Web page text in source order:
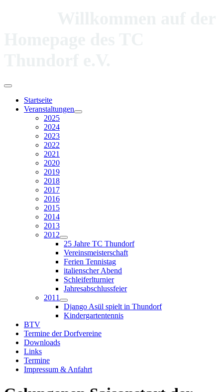
Startseite
Veranstaltungen
2025
2024
2023
2022
2021
2020
2019
2018
2017
2016
2015
2014
2013
2012
25 Jahre TC Thundorf
Vereinsmeisterschaft
Ferien Tennistag
italienscher Abend
Schleiferlturnier
Jahresabschlussfeier
2011
Django Asül spielt in Thundorf
Kindergartentennis
BTV
Termine der Dorfvereine
Downloads
Links
Termine
Impressum & Anfahrt